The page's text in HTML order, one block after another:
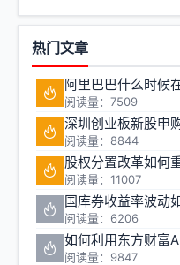
热门文章
阅读量：7509
深圳创业板新股申
阅读量：8844
阅读量：11007
阅读量：6206
阅读量：9847